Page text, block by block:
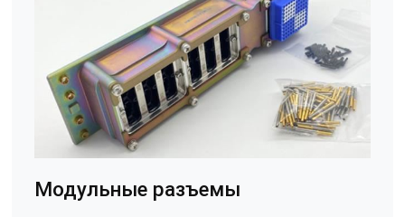
Модульные разъемы